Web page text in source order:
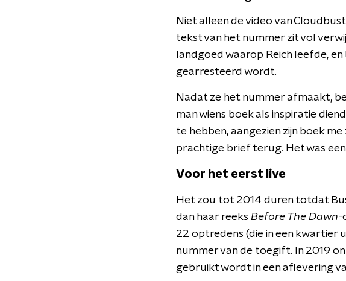
Niet alleen de video van
tekst van het nummer zit vol
landgoed waarop Reich leefde,
gearresteerd wordt.
Nadat ze het nummer afmaakt,
man wiens boek als inspiratie
te hebben, aangezien zijn boek
prachtige brief terug. Het was
Voor het eerst live
Het zou tot 2014 duren totdat
dan haar reeks Before The Dawn-
22 optredens (die in een kwartier
nummer van de toegift. In 2019
gebruikt wordt in een aflevering